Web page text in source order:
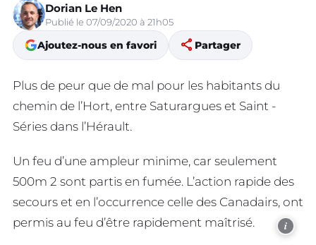
Dorian Le Hen
Publié le 07/09/2020 à 21h05
Ajoutez-nous en favori share Partager
Plus de peur que de mal pour les habitants du
chemin de l’Hort, entre Saturargues et Saint -
Séries dans l’Hérault.
Un feu d’une ampleur minime, car seulement
500m 2 sont partis en fumée. L’action rapide des
secours et en l’occurrence celle des Canadairs, ont
permis au feu d’être rapidement maîtrisé.
i